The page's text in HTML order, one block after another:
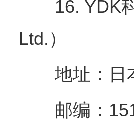
16. YDK科
Ltd.）
地址：日本
邮编：